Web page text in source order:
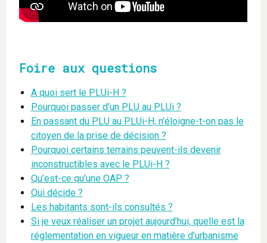
Foire aux questions
A quoi sert le PLUi-H ?
Pourquoi passer d’un PLU au PLUi ?
En passant du PLU au PLUi-H, n’éloigne-t-on pas le
citoyen de la prise de décision ?
Pourquoi certains terrains peuvent-ils devenir
inconstructibles avec le PLUi-H ?
Qu’est-ce qu’une OAP ?
Qui décide ?
Les habitants sont-ils consultés ?
Si je veux réaliser un projet aujourd’hui, quelle est la
réglementation en vigueur en matière d’urbanisme